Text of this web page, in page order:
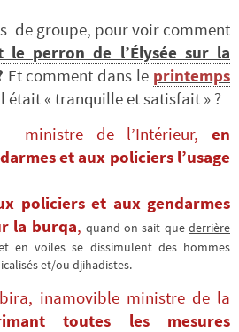
de groupe, pour voir comment
le perron de l’Élysée sur la
Et comment dans le printemps
était « tranquille et satisfait » ?
de l’Intérieur, en
et aux policiers l’usage
policiers et aux gendarmes
la burqa, quand on sait quederrière
en voiles se dissimulent des hommes
et/ou djihadistes.
inamovible ministre de la
toutes les mesures